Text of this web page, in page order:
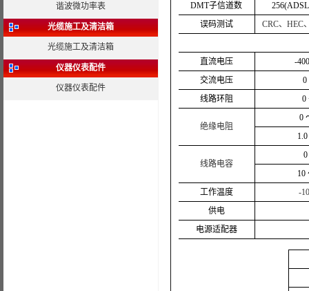
谐波微功率表
光缆施工及清洁箱
光缆施工及清洁箱
仪器仪表配件
仪器仪表配件
DMT子信道数
误码测试
CRC、HEC
直流电压
-
交流电压
0
线路环阻
0
绝缘电阻
0
线路电容
10
工作温度
-
供电
电源适配器